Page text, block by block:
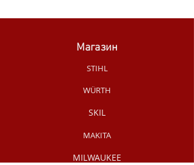
Магазин
STIHL
WÜRTH
SKIL
MAKITA
MILWAUKEE